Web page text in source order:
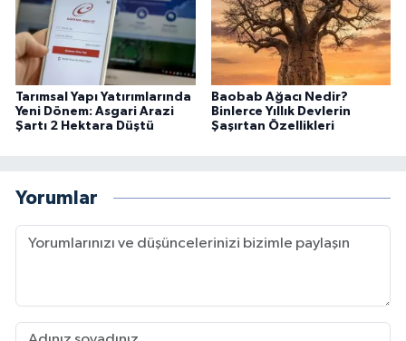
Tarımsal Yapı Yatırımlarında
Yeni Dönem: Asgari Arazi
Şartı 2 Hektara Düştü
Baobab Ağacı Nedir?
Binlerce Yıllık Devlerin
Şaşırtan Özellikleri
Yorumlar